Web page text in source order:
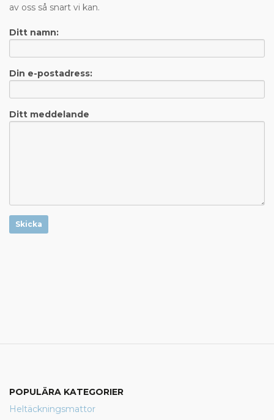
av oss så snart vi kan.
Ditt namn:
Din e-postadress:
Ditt meddelande
Skicka
POPULÄRA KATEGORIER
Heltäckningsmattor